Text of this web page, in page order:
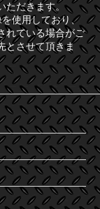
ただきます。
使用しており、
れている場合がご
とさせて頂きま